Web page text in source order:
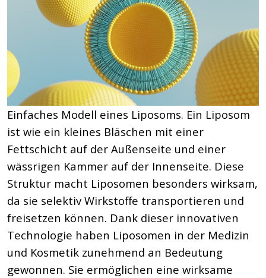
Einfaches Modell eines Liposoms. Ein Liposom
ist wie ein kleines Bläschen mit einer
Fettschicht auf der Außenseite und einer
wässrigen Kammer auf der Innenseite. Diese
Struktur macht Liposomen besonders wirksam,
da sie selektiv Wirkstoffe transportieren und
freisetzen können. Dank dieser innovativen
Technologie haben Liposomen in der Medizin
und Kosmetik zunehmend an Bedeutung
gewonnen. Sie ermöglichen eine wirksame